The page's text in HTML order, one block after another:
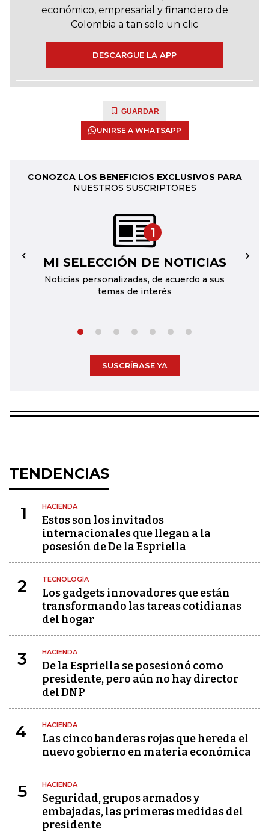
económico, empresarial y financiero de
Colombia a tan solo un clic
DESCARGUE LA APP
GUARDAR
UNIRSE A WHATSAPP
CONOZCA LOS BENEFICIOS EXCLUSIVOS PARA
NUESTROS SUSCRIPTORES
1
MI SELECCIÓN DE NOTICIAS
Noticias personalizadas, de acuerdo a sus
temas de interés
← →
SUSCRÍBASE YA
TENDENCIAS
1 HACIENDA
Estos son los invitados
internacionales que llegan a la
posesión de De la Espriella
2 TECNOLOGÍA
Los gadgets innovadores que están
transformando las tareas cotidianas
del hogar
3 HACIENDA
De la Espriella se posesionó como
presidente, pero aún no hay director
del DNP
4 HACIENDA
Las cinco banderas rojas que hereda el
nuevo gobierno en materia económica
5 HACIENDA
Seguridad, grupos armados y
embajadas, las primeras medidas del
presidente